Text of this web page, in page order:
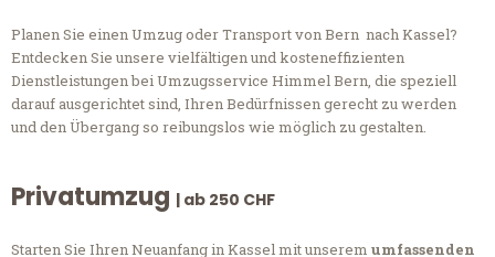
Planen Sie einen Umzug oder Transport von Bern nach Kassel?
Entdecken Sie unsere vielfältigen und kosteneffizienten
Dienstleistungen bei Umzugsservice Himmel Bern, die speziell
darauf ausgerichtet sind, Ihren Bedürfnissen gerecht zu werden
und den Übergang so reibungslos wie möglich zu gestalten.
Privatumzug | ab 250 CHF
Starten Sie Ihren Neuanfang in Kassel mit unserem umfassenden